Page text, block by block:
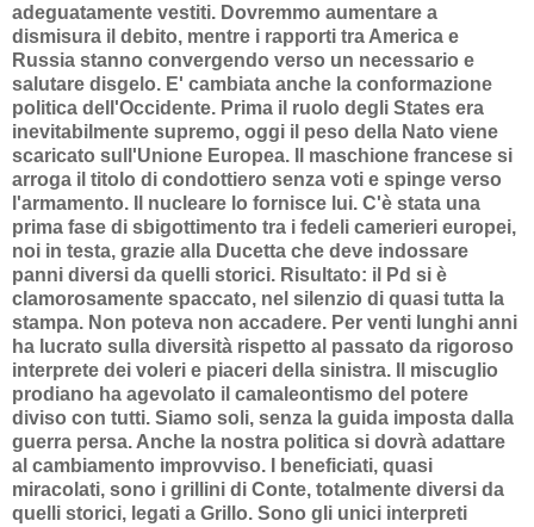
adeguatamente vestiti. Dovremmo aumentare a
dismisura il debito, mentre i rapporti tra America e
Russia stanno convergendo verso un necessario e
salutare disgelo. E' cambiata anche la conformazione
politica dell'Occidente. Prima il ruolo degli States era
inevitabilmente supremo, oggi il peso della Nato viene
scaricato sull'Unione Europea. Il maschione francese si
arroga il titolo di condottiero senza voti e spinge verso
l'armamento. Il nucleare lo fornisce lui. C'è stata una
prima fase di sbigottimento tra i fedeli camerieri europei,
noi in testa, grazie alla Ducetta che deve indossare
panni diversi da quelli storici. Risultato: il Pd si è
clamorosamente spaccato, nel silenzio di quasi tutta la
stampa. Non poteva non accadere. Per venti lunghi anni
ha lucrato sulla diversità rispetto al passato da rigoroso
interprete dei voleri e piaceri della sinistra. Il miscuglio
prodiano ha agevolato il camaleontismo del potere
diviso con tutti. Siamo soli, senza la guida imposta dalla
guerra persa. Anche la nostra politica si dovrà adattare
al cambiamento improvviso. I beneficiati, quasi
miracolati, sono i grillini di Conte, totalmente diversi da
quelli storici, legati a Grillo. Sono gli unici interpreti